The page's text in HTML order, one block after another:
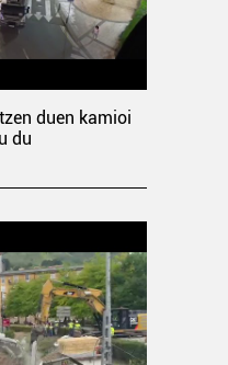
duen kamioi
du